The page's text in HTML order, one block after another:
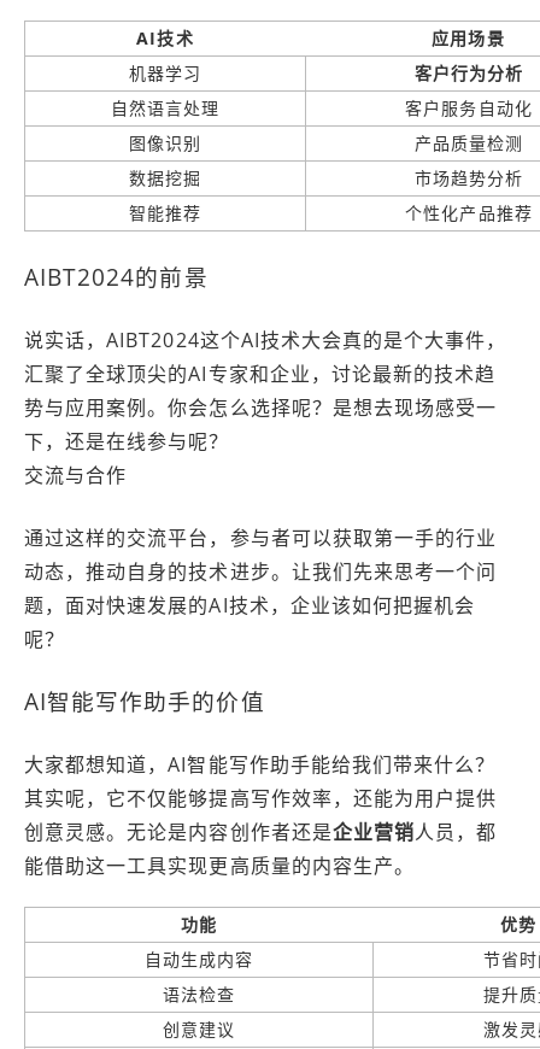
AI技术
应用场景
机器学习
客户行为分析
自然语言处理
客户服务自动化
图像识别
产品质量检测
数据挖掘
市场趋势分析
智能推荐
个性化产品推荐
AIBT2024的前景
说实话，AIBT2024这个AI技术大会真的是个大事件，
汇聚了全球顶尖的AI专家和企业，讨论最新的技术趋
势与应用案例。你会怎么选择呢？是想去现场感受一
下，还是在线参与呢？
交流与合作
通过这样的交流平台，参与者可以获取第一手的行业
动态，推动自身的技术进步。让我们先来思考一个问
题，面对快速发展的AI技术，企业该如何把握机会
呢？
AI智能写作助手的价值
大家都想知道，AI智能写作助手能给我们带来什么？
其实呢，它不仅能够提高写作效率，还能为用户提供
创意灵感。无论是内容创作者还是企业营销人员，都
能借助这一工具实现更高质量的内容生产。
功能
优势
自动生成内容
节省
语法检查
提升
创意建议
激发